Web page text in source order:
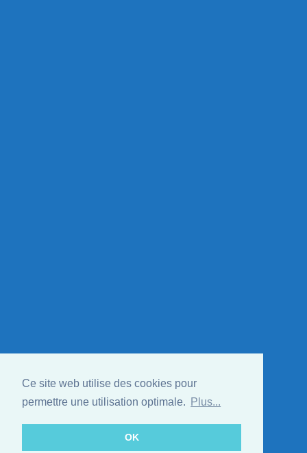
Ce site web utilise des cookies pour
permettre une utilisation optimale.
Plus...
OK